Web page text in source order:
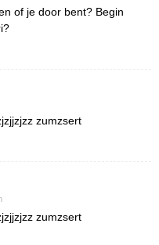
of je door bent? Begin
zumzsert
zumzsert